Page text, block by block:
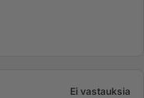
Ei vastauksia